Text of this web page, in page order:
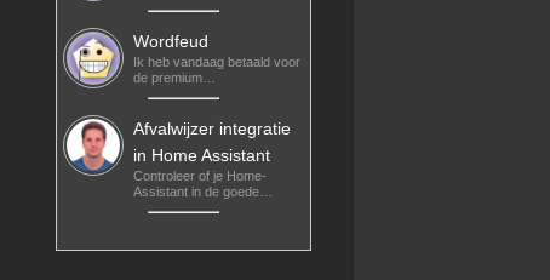
Wordfeud
Ik heb vandaag betaald voor
de premium…
Afvalwijzer integratie
in Home Assistant
Controleer of je Home-
Assistant in de goede…